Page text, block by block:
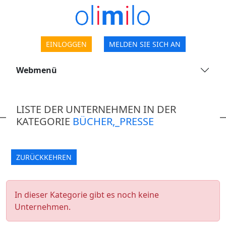
EINLOGGEN MELDEN SIE SICH AN
Webmenü
LISTE DER UNTERNEHMEN IN DER
KATEGORIE BÜCHER,_PRESSE
ZURÜCKKEHREN
In dieser Kategorie gibt es noch keine
Unternehmen.